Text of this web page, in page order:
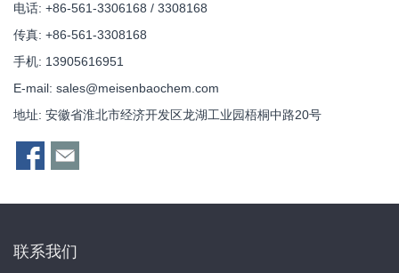
电话: +86-561-3306168 / 3308168
传真: +86-561-3308168
手机: 13905616951
E-mail: sales@meisenbaochem.com
地址: 安徽省淮北市经济开发区龙湖工业园梧桐中路20号
联系我们